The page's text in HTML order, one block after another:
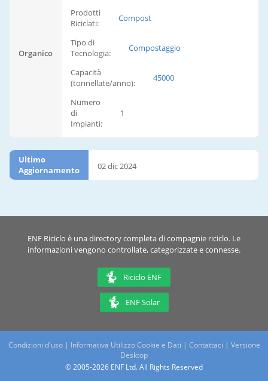
Organico
Prodotti
Riciclati:
Compost
Tipo di
Tecnologia:
Compostaggio
Capacità
(tonnellate/anno):
45000
Numero
di
Impianti:
1
Ultimo
Aggiornamento
02 dic 2024
ENF Riciclo è una directory completa di compagnie riciclo. Le
informazioni vengono controllate, categorizzate e connesse.
Riciclo ENF
ENF Solar
Condizioni d'uso| Informativa Utilizzo Cookie e Dati | Contattaci | Versione
Desktop
© 2005-2026 ENF Ltd. All Rights Reserved